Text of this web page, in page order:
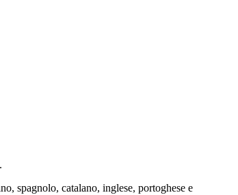
spagnolo, catalano, inglese, portoghese e